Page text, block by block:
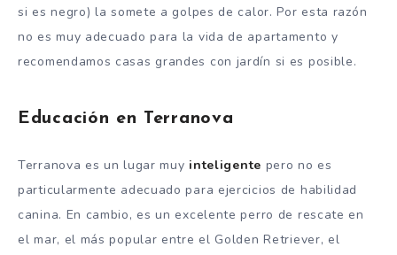
si es negro) la somete a golpes de calor. Por esta razón
no es muy adecuado para la vida de apartamento y
recomendamos casas grandes con jardín si es posible.
Educación en Terranova
Terranova es un lugar muy inteligente pero no es
particularmente adecuado para ejercicios de habilidad
canina. En cambio, es un excelente perro de rescate en
el mar, el más popular entre el Golden Retriever, el